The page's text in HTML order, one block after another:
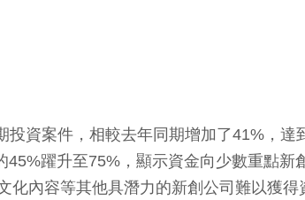
資案件，相較去年同期增加了41%，達
躍升至75%，顯示資金向少數重點新
內容等其他具潛力的新創公司難以獲得